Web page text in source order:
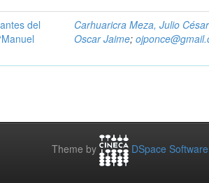
del
Carhuaricra Meza, Julio César
Oscar Jaime;
Theme by DSpace Software